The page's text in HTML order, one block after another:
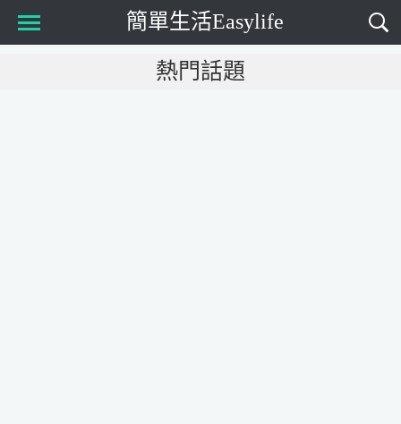
簡單生活Easylife
熱門話題